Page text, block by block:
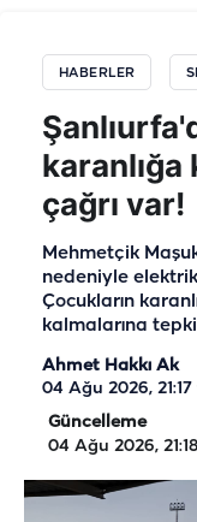
HABERLER
karanlığa
çağrı var!
Mehmetçik
nedeniyle
Çocukların
kalmalarına tepki
Ahmet Hakkı Ak
04 Ağu 2026, 21:17
Güncelleme
04 Ağu 2026, 21:18